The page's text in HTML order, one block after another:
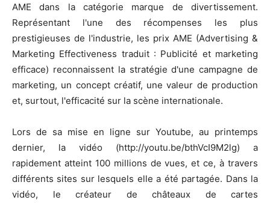
AME dans la catégorie marque de divertissement.
Représentant l'une des récompenses les plus
prestigieuses de l'industrie, les prix AME (Advertising &
Marketing Effectiveness traduit : Publicité et marketing
efficace) reconnaissent la stratégie d'une campagne de
marketing, un concept créatif, une valeur de production
et, surtout, l'efficacité sur la scène internationale.
Lors de sa mise en ligne sur Youtube, au printemps
dernier, la vidéo (http://youtu.be/bthVcI9M2lg) a
rapidement atteint 100 millions de vues, et ce, à travers
différents sites sur lesquels elle a été partagée. Dans la
vidéo, le créateur de châteaux de cartes